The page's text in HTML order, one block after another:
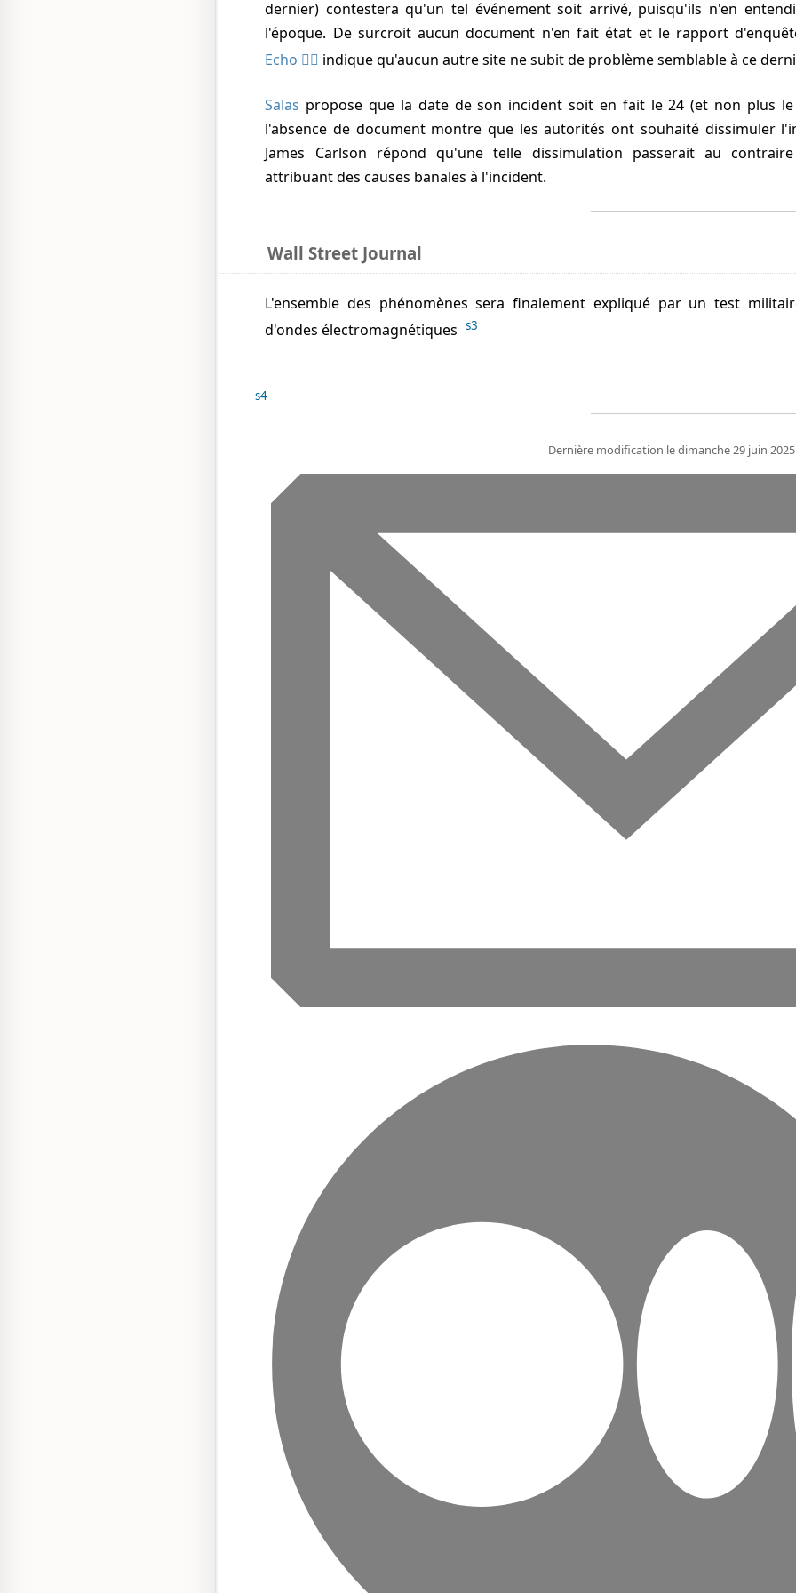
dernier) contestera qu'un tel événement soit arrivé, puisqu'ils n'en
l'époque. De surcroit aucun document n'en fait état et le rapport
Echo
indique qu'aucun autre site ne subit de problème semblable à ce
Salas propose que la date de son incident soit en fait le 24 (et non plus
l'absence de document montre que les autorités ont souhaité dissimuler
James Carlson répond qu'une telle dissimulation passerait au
attribuant des causes banales à l'incident.
Wall Street Journal
L'ensemble des phénomènes sera finalement expliqué par un test militaire de générations
d'ondes électromagnétiques s3
s4
Dernière modification le dimanche 29 juin